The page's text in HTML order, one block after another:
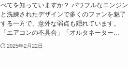
べてを知っていますか？ パワフルなエンジン
と洗練されたデザインで多くのファンを魅了
する一方で、意外な弱点も隠れています。
「エアコンの不具合」「オルタネーター...
2025年2月22日